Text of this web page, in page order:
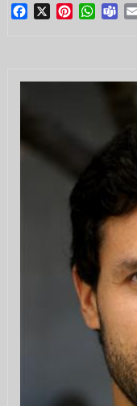
Facebook
X Pinterest